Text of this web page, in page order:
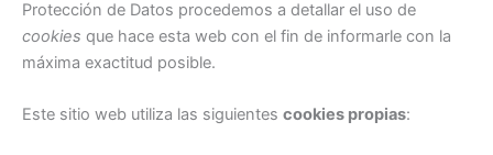
Protección de Datos procedemos a detallar el uso de
cookies que hace esta web con el fin de informarle con la
máxima exactitud posible.
Este sitio web utiliza las siguientes cookies propias: